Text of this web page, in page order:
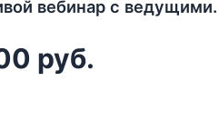
вебинар с ведущими.
руб.